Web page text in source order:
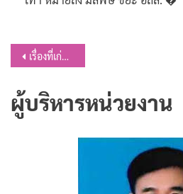
แนะแนว
เรื่อง
เรื่องที่เก่ากว่า
ผู้บริหารหน่วยงาน